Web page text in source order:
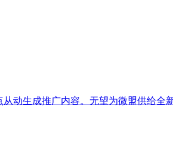
动生成推广内容。无望为微盟供给全